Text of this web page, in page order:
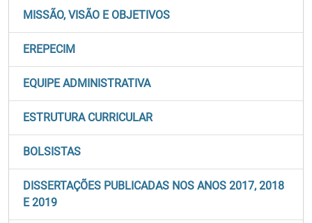
MISSÃO, VISÃO E OBJETIVOS
EREPECIM
EQUIPE ADMINISTRATIVA
ESTRUTURA CURRICULAR
BOLSISTAS
DISSERTAÇÕES PUBLICADAS NOS ANOS 2017, 2018
E 2019